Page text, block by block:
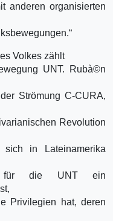
anderen organisierten
Volkes zählt
UNT. Rubà©n
Strömung C-CURA,
Revolution
sich in Lateinamerika
für die UNT ein
Privilegien hat, deren